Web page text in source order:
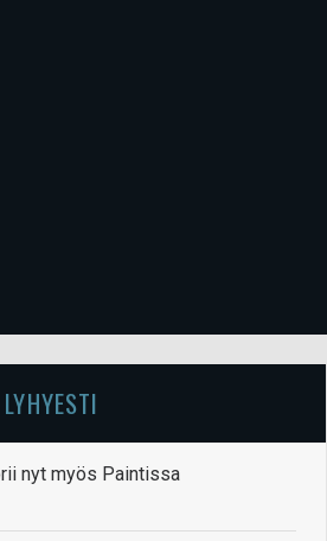
nyt myös Paintissa